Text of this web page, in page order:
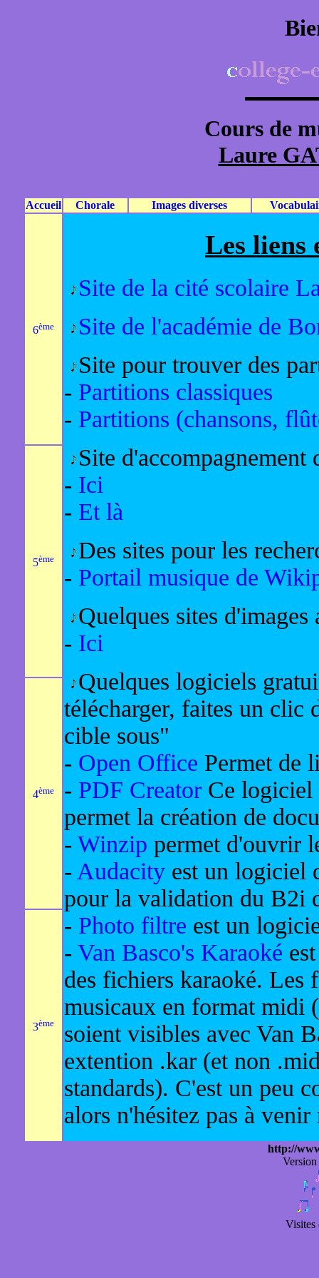
Cours de
Laure
Accueil Chorale Images diverses
6ème
Les liens
Site de la cité scolaire
Site de l'académie de
Site pour trouver des
- Partitions classiques
- Partitions (chansons,
Site
- Ici
- Et là
Des sites pour les
- Portail musique de
Quelques sites d'images
- Ici
Quelques logiciels
télécharger, faites un clic
cible sous"
- Open Office Permet de
- PDF CreatorCe logiciel
permet la création de
- Winzip permet d'ouvrir
- Audacityest un logiciel
pour la validation du B2i
- Photo filtre est un
- Van Basco's Karaoké
des fichiers karaoké. Les
musicaux en format midi
soient visibles avec Van
extention .kar (et non
standards). C'est un peu
alors n'hésitez pas à
5ème
4ème
3ème
http://
Visites